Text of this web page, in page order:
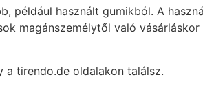
például használt gumikból. A
magánszemélytől való vásárláskor
a tirendo.de oldalakon találsz.